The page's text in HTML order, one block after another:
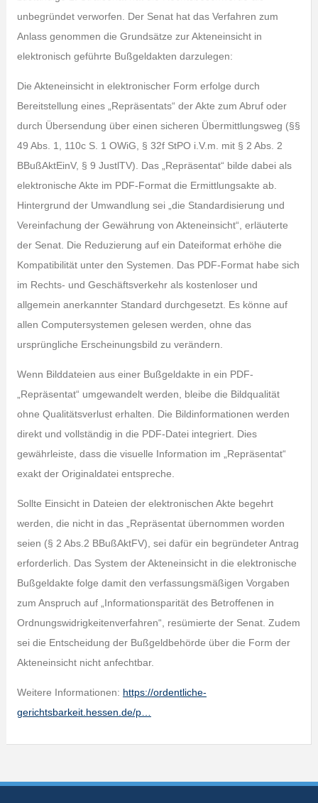
unbegründet verworfen. Der Senat hat das Verfahren zum
Anlass genommen die Grundsätze zur Akteneinsicht in
elektronisch geführte Bußgeldakten darzulegen:
Die Akteneinsicht in elektronischer Form erfolge durch
Bereitstellung eines „Repräsentats“ der Akte zum Abruf oder
durch Übersendung über einen sicheren Übermittlungsweg (§§
49 Abs. 1, 110c S. 1 OWiG, § 32f StPO i.V.m. mit § 2 Abs. 2
BBußAktEinV, § 9 JustlTV). Das „Repräsentat“ bilde dabei als
elektronische Akte im PDF-Format die Ermittlungsakte ab.
Hintergrund der Umwandlung sei „die Standardisierung und
Vereinfachung der Gewährung von Akteneinsicht“, erläuterte
der Senat. Die Reduzierung auf ein Dateiformat erhöhe die
Kompatibilität unter den Systemen. Das PDF-Format habe sich
im Rechts- und Geschäftsverkehr als kostenloser und
allgemein anerkannter Standard durchgesetzt. Es könne auf
allen Computersystemen gelesen werden, ohne das
ursprüngliche Erscheinungsbild zu verändern.
Wenn Bilddateien aus einer Bußgeldakte in ein PDF-
„Repräsentat“ umgewandelt werden, bleibe die Bildqualität
ohne Qualitätsverlust erhalten. Die Bildinformationen werden
direkt und vollständig in die PDF-Datei integriert. Dies
gewährleiste, dass die visuelle Information im „Repräsentat“
exakt der Originaldatei entspreche.
Sollte Einsicht in Dateien der elektronischen Akte begehrt
werden, die nicht in das „Repräsentat übernommen worden
seien (§ 2 Abs.2 BBußAktFV), sei dafür ein begründeter Antrag
erforderlich. Das System der Akteneinsicht in die elektronische
Bußgeldakte folge damit den verfassungsmäßigen Vorgaben
zum Anspruch auf „Informationsparität des Betroffenen in
Ordnungswidrigkeitenverfahren“, resümierte der Senat. Zudem
sei die Entscheidung der Bußgeldbehörde über die Form der
Akteneinsicht nicht anfechtbar.
Weitere Informationen: https://ordentliche-
gerichtsbarkeit.hessen.de/p…